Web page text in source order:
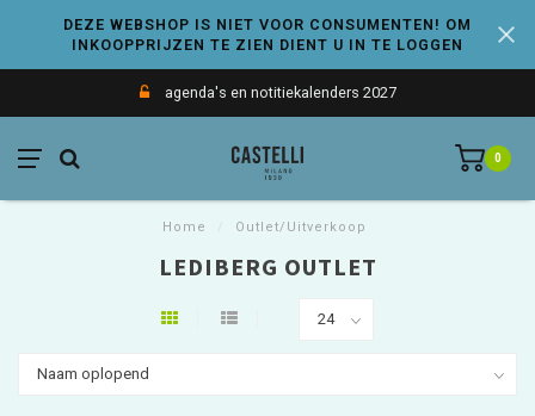
DEZE WEBSHOP IS NIET VOOR CONSUMENTEN! OM
INKOOPPRIJZEN TE ZIEN DIENT U IN TE LOGGEN
agenda's en notitiekalenders 2027
0
Home Outlet/Uitverkoop
LEDIBERG OUTLET